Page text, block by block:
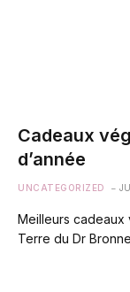
Cadeaux
d’année
UNCATEGORIZED
Meilleurs cadeaux
Terre du Dr